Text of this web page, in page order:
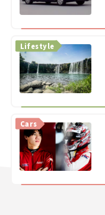
Lifestyle
Cars